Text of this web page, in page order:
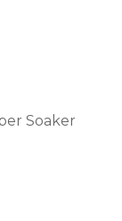
Soaker